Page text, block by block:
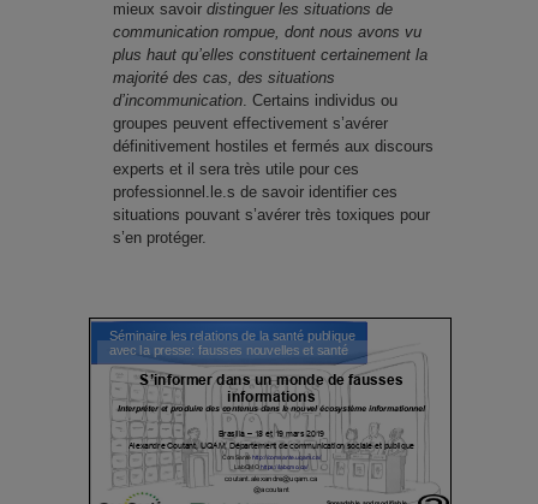
mieux savoir distinguer les situations de
communication rompue, dont nous avons vu
plus haut qu’elles constituent certainement la
majorité des cas, des situations
d’incommunication . Certains individus ou
groupes peuvent effectivement s’avérer
définitivement hostiles et fermés aux discours
experts et il sera très utile pour ces
professionnel.le.s de savoir identifier ces
situations pouvant s’avérer très toxiques pour
s’en protéger.